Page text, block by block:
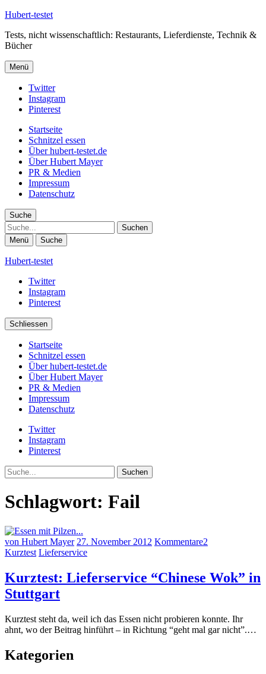
Hubert-testet
Tests, nicht wissenschaftlich: Restaurants, Lieferdienste, Technik &
Bücher
Menü
Twitter
Instagram
Pinterest
Startseite
Schnitzel essen
Über hubert-testet.de
Über Hubert Mayer
PR & Medien
Impressum
Datenschutz
Suche
Suche
Menü Suche
Hubert-testet
Twitter
Instagram
Pinterest
Schliessen
Startseite
Schnitzel essen
Über hubert-testet.de
Über Hubert Mayer
PR & Medien
Impressum
Datenschutz
Twitter
Instagram
Pinterest
Suche
Schlagwort: Fail
von Hubert Mayer 27. November 2012 Kommentare2
Kurztest Lieferservice
Kurztest: Lieferservice “Chinese Wok” in
Stuttgart
Kurztest steht da, weil ich das Essen nicht probieren konnte. Ihr
ahnt, wo der Beitrag hinführt – in Richtung “geht mal gar nicht”.…
Kategorien